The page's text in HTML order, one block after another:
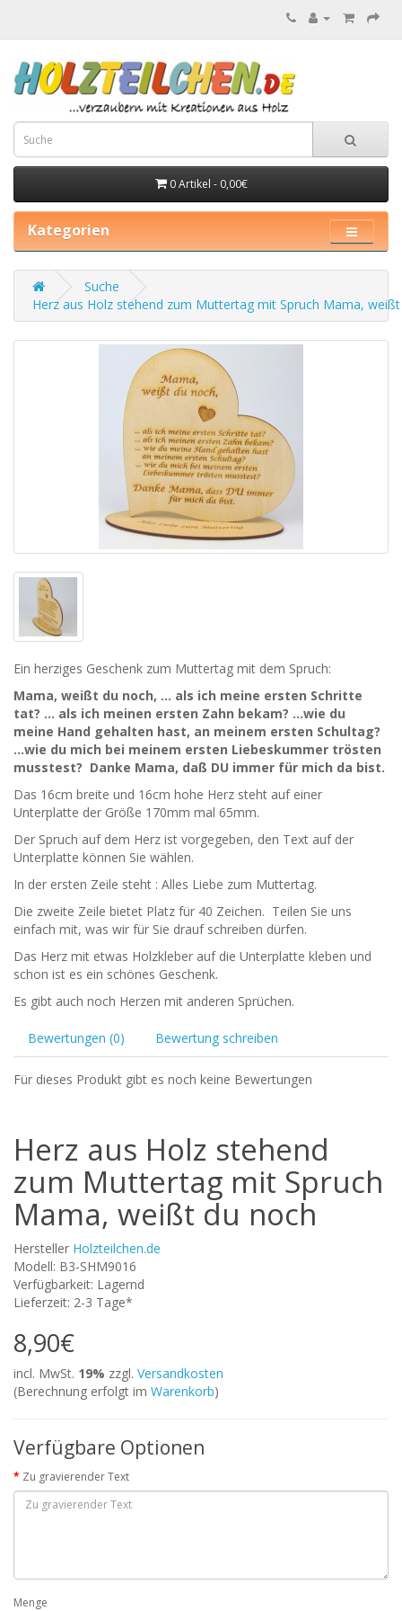
0 Artikel - 0,00€
Kategorien
Suche
Herz aus Holz stehend zum Muttertag mit Spruch Mama,
Ein herziges Geschenk zum Muttertag mit dem Spruch:
Mama, weißt du noch, ... als ich meine ersten Schritte
tat? ... als ich meinen ersten Zahn bekam? ...wie du
meine Hand gehalten hast, an meinem ersten Schultag?
...wie du mich bei meinem ersten Liebeskummer trösten
musstest? Danke Mama, daß DU immer für mich da bist.
Das 16cm breite und 16cm hohe Herz steht auf einer
Unterplatte der Größe 170mm mal 65mm.
Der Spruch auf dem Herz ist vorgegeben, den Text auf der
Unterplatte können Sie wählen.
In der ersten Zeile steht : Alles Liebe zum Muttertag.
Die zweite Zeile bietet Platz für 40 Zeichen. Teilen Sie uns
einfach mit, was wir für Sie drauf schreiben dürfen.
Das Herz mit etwas Holzkleber auf die Unterplatte kleben und
schon ist es ein schönes Geschenk.
Es gibt auch noch Herzen mit anderen Sprüchen.
Bewertungen (0) Bewertung schreiben
Für dieses Produkt gibt es noch keine Bewertungen
Herz aus Holz stehend
zum Muttertag mit Spruch
Mama, weißt du noch
Hersteller Holzteilchen.de
Modell: B3-SHM9016
Verfügbarkeit: Lagernd
Lieferzeit: 2-3 Tage*
8,90€
incl. MwSt. 19% zzgl. Versandkosten
(Berechnung erfolgt im Warenkorb)
Verfügbare Optionen
Zu gravierender Text
Menge